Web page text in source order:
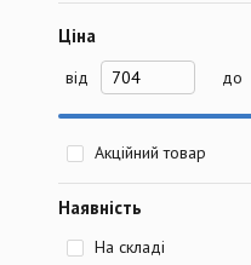
Ціна
від до
Акційний товар
Наявність
На складі